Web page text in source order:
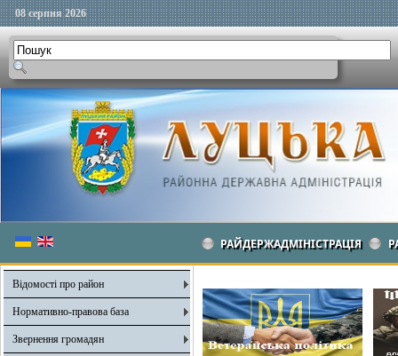
08 серпня 2026
РАЙДЕРЖАДМІНІСТРАЦІЯ
Відомості про район
Нормативно-правова база
Звернення громадян